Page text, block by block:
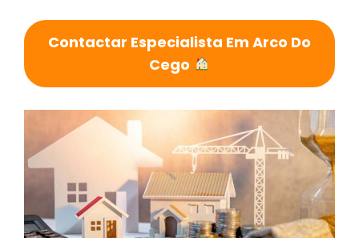
Contactar Especialista Em Arco Do
Cego